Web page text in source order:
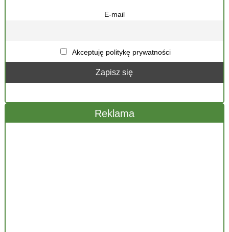
E-mail
Akceptuję politykę prywatności
Reklama